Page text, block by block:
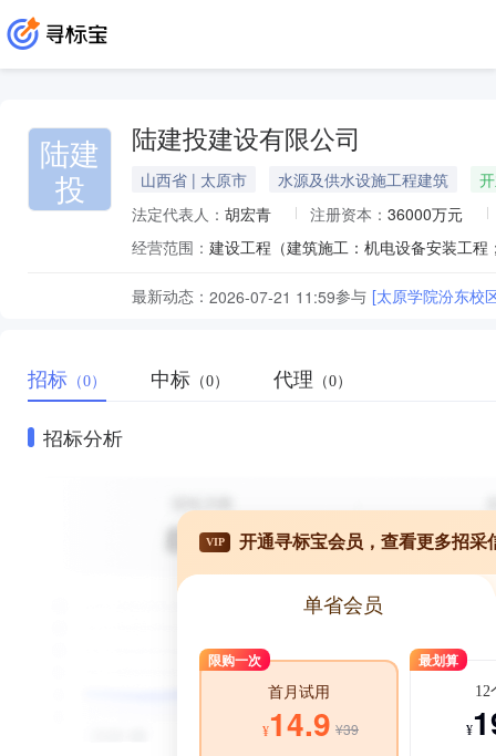
陆建
投
陆建投建设有限公司
山西省 | 太原市 水源及供水设施工程建筑
法定代表人： 胡宏青 注册资本： 36000万元
经营范围：
最新动态： 2026-07-21 11:59参与 [太原学院汾东校
招标 （0） 中标 （0） 代理 （0）
招标分析
VIP 开通寻标宝会员，查看更多招采
单省会员
限购一次
首月试用
¥14.9 ¥39
最划算
12
¥